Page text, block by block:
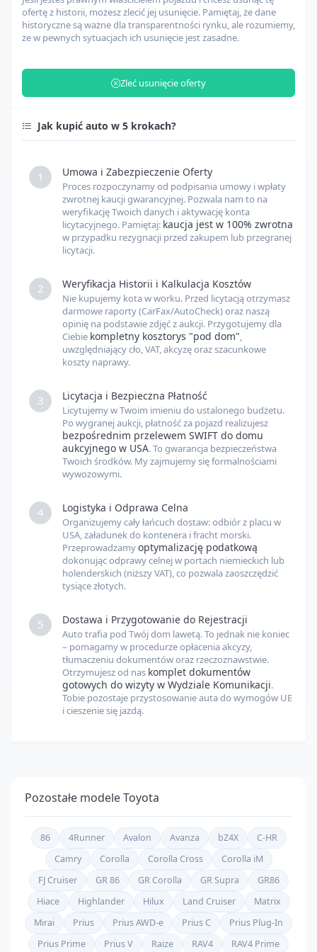
Opłaty celne USD
USD PLN
EUR PLN
ofertę z historii, możesz zlecić jej usunięcie. Pamiętaj, że dane
historyczne są ważne dla transparentności rynku, ale rozumiemy,
że w pewnych sytuacjach ich usunięcie jest zasadne.
Zleć usunięcie oferty
Jak kupić auto w 5 krokach?
1 Umowa i Zabezpieczenie Oferty
Proces rozpoczynamy od podpisania umowy i wpłaty
zwrotnej kaucji gwarancyjnej. Pozwala nam to na
weryfikację Twoich danych i aktywację konta
licytacyjnego. Pamiętaj: kaucja jest w 100% zwrotna
w przypadku rezygnacji przed zakupem lub przegranej
licytacji.
2 Weryfikacja Historii i Kalkulacja Kosztów
Nie kupujemy kota w worku. Przed licytacją otrzymasz
darmowe raporty (CarFax/AutoCheck) oraz naszą
opinię na podstawie zdjęć z aukcji. Przygotujemy dla
Ciebie kompletny kosztorys "pod dom",
uwzględniający cło, VAT, akcyzę oraz szacunkowe
koszty naprawy.
3 Licytacja i Bezpieczna Płatność
Licytujemy w Twoim imieniu do ustalonego budżetu.
Po wygranej aukcji, płatność za pojazd realizujesz
bezpośrednim przelewem SWIFT do domu
aukcyjnego w USA. To gwarancja bezpieczeństwa
Twoich środków. My zajmujemy się formalnościami
wywozowymi.
4 Logistyka i Odprawa Celna
Organizujemy cały łańcuch dostaw: odbiór z placu w
USA, załadunek do kontenera i fracht morski.
Przeprowadzamyoptymalizację podatkową
dokonując odprawy celnej w portach niemieckich lub
holenderskich (niższy VAT), co pozwala zaoszczędzić
tysiące złotych.
5 Dostawa i Przygotowanie do Rejestracji
Auto trafia pod Twój dom lawetą. To jednak nie koniec
– pomagamy w procedurze opłacenia akcyzy,
tłumaczeniu dokumentów oraz rzeczoznawstwie.
Otrzymujesz od nas komplet dokumentów
gotowych do wizyty w Wydziale Komunikacji.
Tobie pozostaje przystosowanie auta do wymogów UE
i cieszenie się jazdą.
Pozostałe modeleToyota
86 4Runner Avalon Avanza bZ4X
C-HR
Camry
Corolla Corolla Cross
Corolla iM
FJ Cruiser
GR 86 GR Corolla GR Supra
GR86
Hiace
Highlander Hilux Land Cruiser
Matrix
Mirai
Prius Prius AWD-e Prius C
Prius Plug-In
Prius Prime
Prius V Raize RAV4
RAV4 Prime